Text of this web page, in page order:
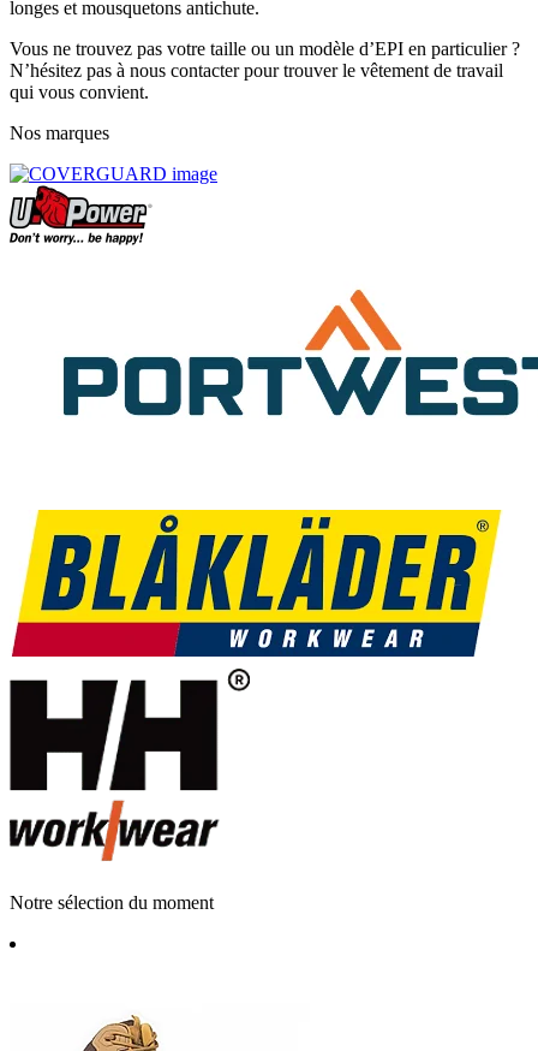
longes et mousquetons antichute.
Vous ne trouvez pas votre taille ou un modèle d’EPI en particulier ?
N’hésitez pas à nous contacter pour trouver le vêtement de travail
qui vous convient.
Nos marques
Notre sélection du moment